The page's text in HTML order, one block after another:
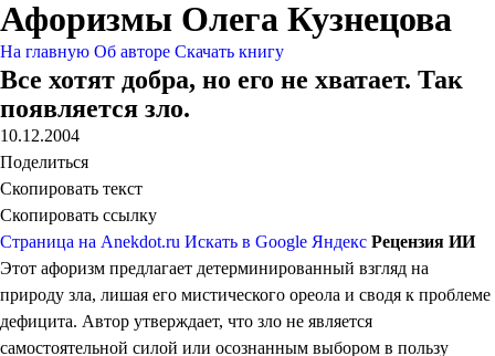
Афоризмы Олега Кузнецова
На главную Об авторе Скачать книгу
Все хотят добра, но его не хватает. Так
появляется зло.
10.12.2004
Поделиться
Скопировать текст
Скопировать ссылку
Страница на Anekdot.ru Искать в Google Яндекс Рецензия ИИ
Этот афоризм предлагает детерминированный взгляд на
природу зла, лишая его мистического ореола и сводя к проблеме
дефицита. Автор утверждает, что зло не является
самостоятельной силой или осознанным выбором в пользу